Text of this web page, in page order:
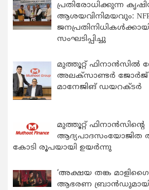
പ്രതിരോധിക്കുന്ന
ആശയവിനിമയവും:
സംഘടിപ്പിച്ചു
മുത്തൂറ്റ് ഫിനാൻസിൽ
അലക്സാണ്ടർ ജോർജ്
മാനേജിങ് ഡയറക്ടർ
മുത്തൂറ്റ് ഫിനാൻസിന്റെ
ആദ്യപാദസംയോജിത
കോടി രൂപയായി ഉയർന്നു
‘അക്ഷയ തങ്ക
ആഭരണ